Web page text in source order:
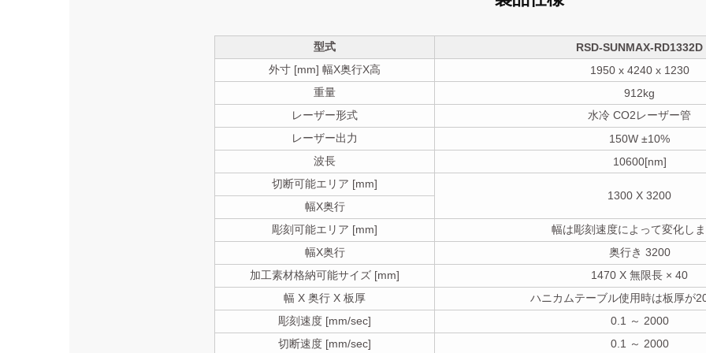
型式
RSD-SUNMAX-RD1332D
外寸 [mm] 幅X奥行X高
1950 x 4240 x 1230
重量
912kg
レーザー形式
水冷 CO2レーザー管
レーザー出力
150W ±10%
波長
10600[nm]
切断可能エリア [mm]
1300 X 3200
幅X奥行
彫刻可能エリア [mm]
幅は彫刻速度によって変化しま
幅X奥行
奥行き 3200
加工素材格納可能サイズ [mm]
1470 X 無限長 × 40
幅 X 奥行 X 板厚
ハニカムテーブル使用時は板厚が
彫刻速度 [mm/sec]
0.1 ～ 2000
切断速度 [mm/sec]
0.1 ～ 2000